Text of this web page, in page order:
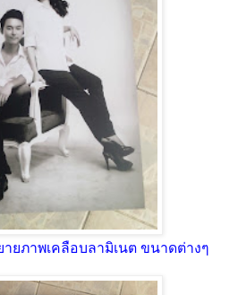
ยภาพเคลือบลามิเนต ขนาดต่างๆ